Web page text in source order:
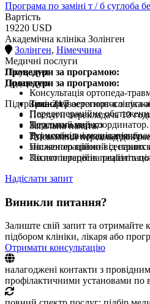
Програма по заміні т / б суглоба
Вартість
19220 USD
Академічна клініка Золінген
Золінген, Німеччина
Медичні послуги
Процедури за програмою:
Консультація ортопеда-
Передопераційне
Загальний наркоз
Всі необхідні медикаменти
Післяопераційний
Післяопераційна
Лікування
Процедури за програмою:
Заміна тазостегнового
Додатково
Трансфер аеропорт-клініка-
Послуги перекладача 10
Загальна палата.
Письмовий переклад
Підтримка 24/7
Персональний координатор.
Туристична організація:
зниженою ціною від наших
Захист інтересів пацієнта
Надіслати запит
Виникли питання?
Залиште свій запит та отримайте
підбором клініки, лікаря або
Отримати консультацію
налагоджені контакти з
профілактичними установами по